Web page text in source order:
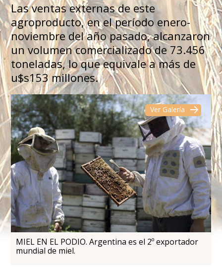
Las ventas externas de este
agroproducto, en el período enero-
noviembre del año pasado, alcanzaron
un volumen comercializado de 73.456
toneladas, lo que equivale a más de
u$s153 millones.
Ver Galería
MIEL EN EL PODIO. Argentina es el 2º exportador
mundial de miel.